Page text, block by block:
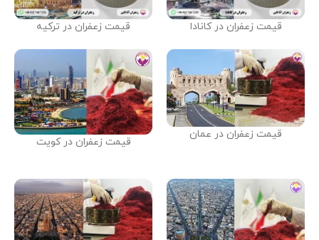
قیمت زعفران در کانادا قیمت زعفران در ترکیه
قیمت زعفران در عمان
قیمت زعفران در کویت